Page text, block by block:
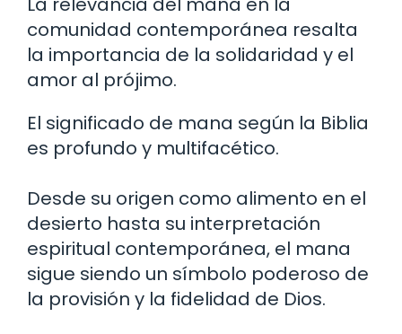
comunidad contemporánea resalta
la importancia de la solidaridad y el
amor al prójimo.
El significado de mana según la Biblia
es profundo y multifacético.
Desde su origen como alimento en el
desierto hasta su interpretación
espiritual contemporánea, el mana
sigue siendo un símbolo poderoso de
la provisión y la fidelidad de Dios.